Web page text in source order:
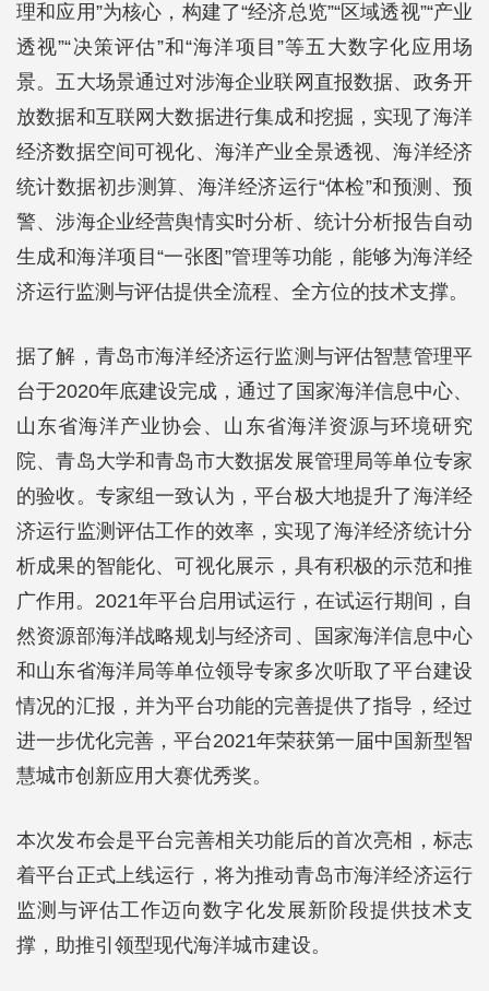
理和应用”为核心，构建了“经济总览”“区域透视”“产业
透视”“决策评估”和“海洋项目”等五大数字化应用场
景。五大场景通过对涉海企业联网直报数据、政务开
放数据和互联网大数据进行集成和挖掘，实现了海洋
经济数据空间可视化、海洋产业全景透视、海洋经济
统计数据初步测算、海洋经济运行“体检”和预测、预
警、涉海企业经营舆情实时分析、统计分析报告自动
生成和海洋项目“一张图”管理等功能，能够为海洋经
济运行监测与评估提供全流程、全方位的技术支撑。
据了解，青岛市海洋经济运行监测与评估智慧管理平
台于2020年底建设完成，通过了国家海洋信息中心、
山东省海洋产业协会、山东省海洋资源与环境研究
院、青岛大学和青岛市大数据发展管理局等单位专家
的验收。专家组一致认为，平台极大地提升了海洋经
济运行监测评估工作的效率，实现了海洋经济统计分
析成果的智能化、可视化展示，具有积极的示范和推
广作用。2021年平台启用试运行，在试运行期间，自
然资源部海洋战略规划与经济司、国家海洋信息中心
和山东省海洋局等单位领导专家多次听取了平台建设
情况的汇报，并为平台功能的完善提供了指导，经过
进一步优化完善，平台2021年荣获第一届中国新型智
慧城市创新应用大赛优秀奖。
本次发布会是平台完善相关功能后的首次亮相，标志
着平台正式上线运行，将为推动青岛市海洋经济运行
监测与评估工作迈向数字化发展新阶段提供技术支
撑，助推引领型现代海洋城市建设。